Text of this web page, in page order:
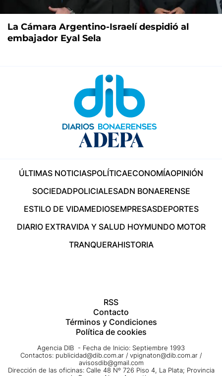
La Cámara Argentino-Israelí despidió al
embajador Eyal Sela
ÚLTIMAS NOTICIASPOLÍTICAECONOMÍAOPINIÓN
SOCIEDADPOLICIALESADN BONAERENSE
ESTILO DE VIDAMEDIOSEMPRESASDEPORTES
DIARIO EXTRAVIDA Y SALUD HOYMUNDO MOTOR
TRANQUERAHISTORIA
RSS
Contacto
Términos y Condiciones
Política de cookies
Agencia DIB - Fecha de Inicio: Septiembre 1993
Contactos: publicidad@dib.com.ar / vpignaton@dib.com.ar /
avisosdib@gmail.com
Dirección de las oficinas: Calle 48 Nº 726 Piso 4, La Plata; Provincia